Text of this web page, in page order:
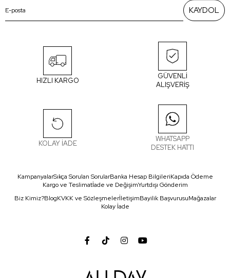
KAYDOL
HIZLI KARGO
GÜVENLİ
ALIŞVERİŞ
KOLAY İADE
WHATSAPP
DESTEK HATTI
KampanyalarSıkça Sorulan SorularBanka Hesap BilgileriKapıda Ödeme
Kargo ve Teslimatİade ve DeğişimYurtdışı Gönderim
Biz Kimiz?BlogKVKK ve SözleşmelerİletişimBayilik BaşvurusuMağazalar
Kolay İade